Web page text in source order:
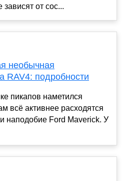
от сос...
необычная
RAV4: подробности
пикапов наметился
всё активнее расходятся
наподобие Ford Maverick. У